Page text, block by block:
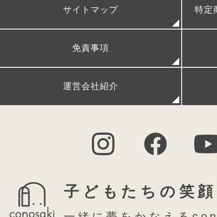
リメイクランドセル 発
FAQ (よくある質問)
サイトマップ 特定
免責事項
運営会社紹介
子どもたちの笑